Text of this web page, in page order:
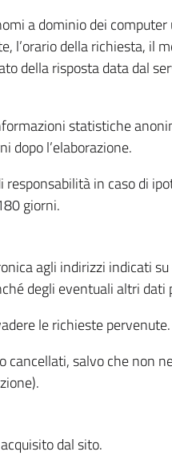
a dominio dei
l’orario della richiesta,
della risposta data dal
statistiche
dopo l’elaborazione.
in caso di
giorni.
agli indirizzi indicati
degli eventuali altri
le richieste pervenute.
salvo che non
dal sito.